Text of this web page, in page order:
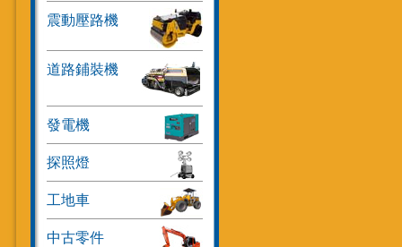
震動壓路機
道路鋪裝機
發電機
探照燈
工地車
中古零件